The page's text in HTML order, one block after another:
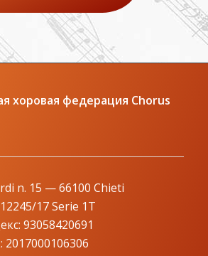
хоровая федерация Chorus
n. 15 — 66100 Chieti
17 Serie 1T
93058420691